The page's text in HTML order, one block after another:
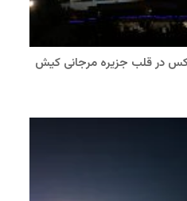
در قلب جزیره مرجانی کیش